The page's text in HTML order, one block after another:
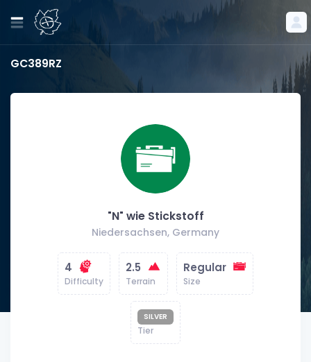
GC389RZ
"N" wie Stickstoff
Niedersachsen, Germany
4
Difficulty
2.5
Terrain
Regular
Size
SILVER
Tier